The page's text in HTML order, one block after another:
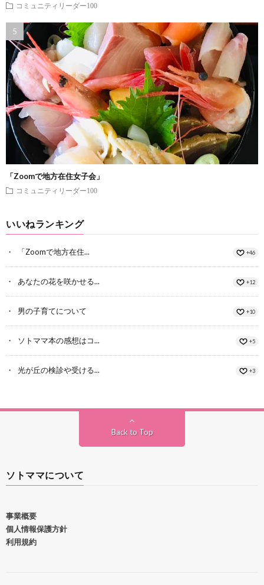
コミュニティリーダー100
「Zoomで地方在住女子会」
コミュニティリーダー100
いいねランキング
「Zoomで地方在住... +46
あなたの花を咲かせる... +12
男の子育てについて +10
ソトママ本の感想はコ... +5
光が丘の検診や受ける... +3
Back to Top
ソトママについて
事業概要
個人情報保護方針
利用規約